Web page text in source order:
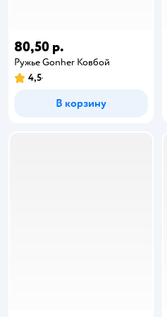
80,50 р.
Ружье Gonher Ковбой
4,5
В корзину